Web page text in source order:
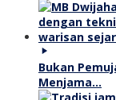
Bukan
Menjama…